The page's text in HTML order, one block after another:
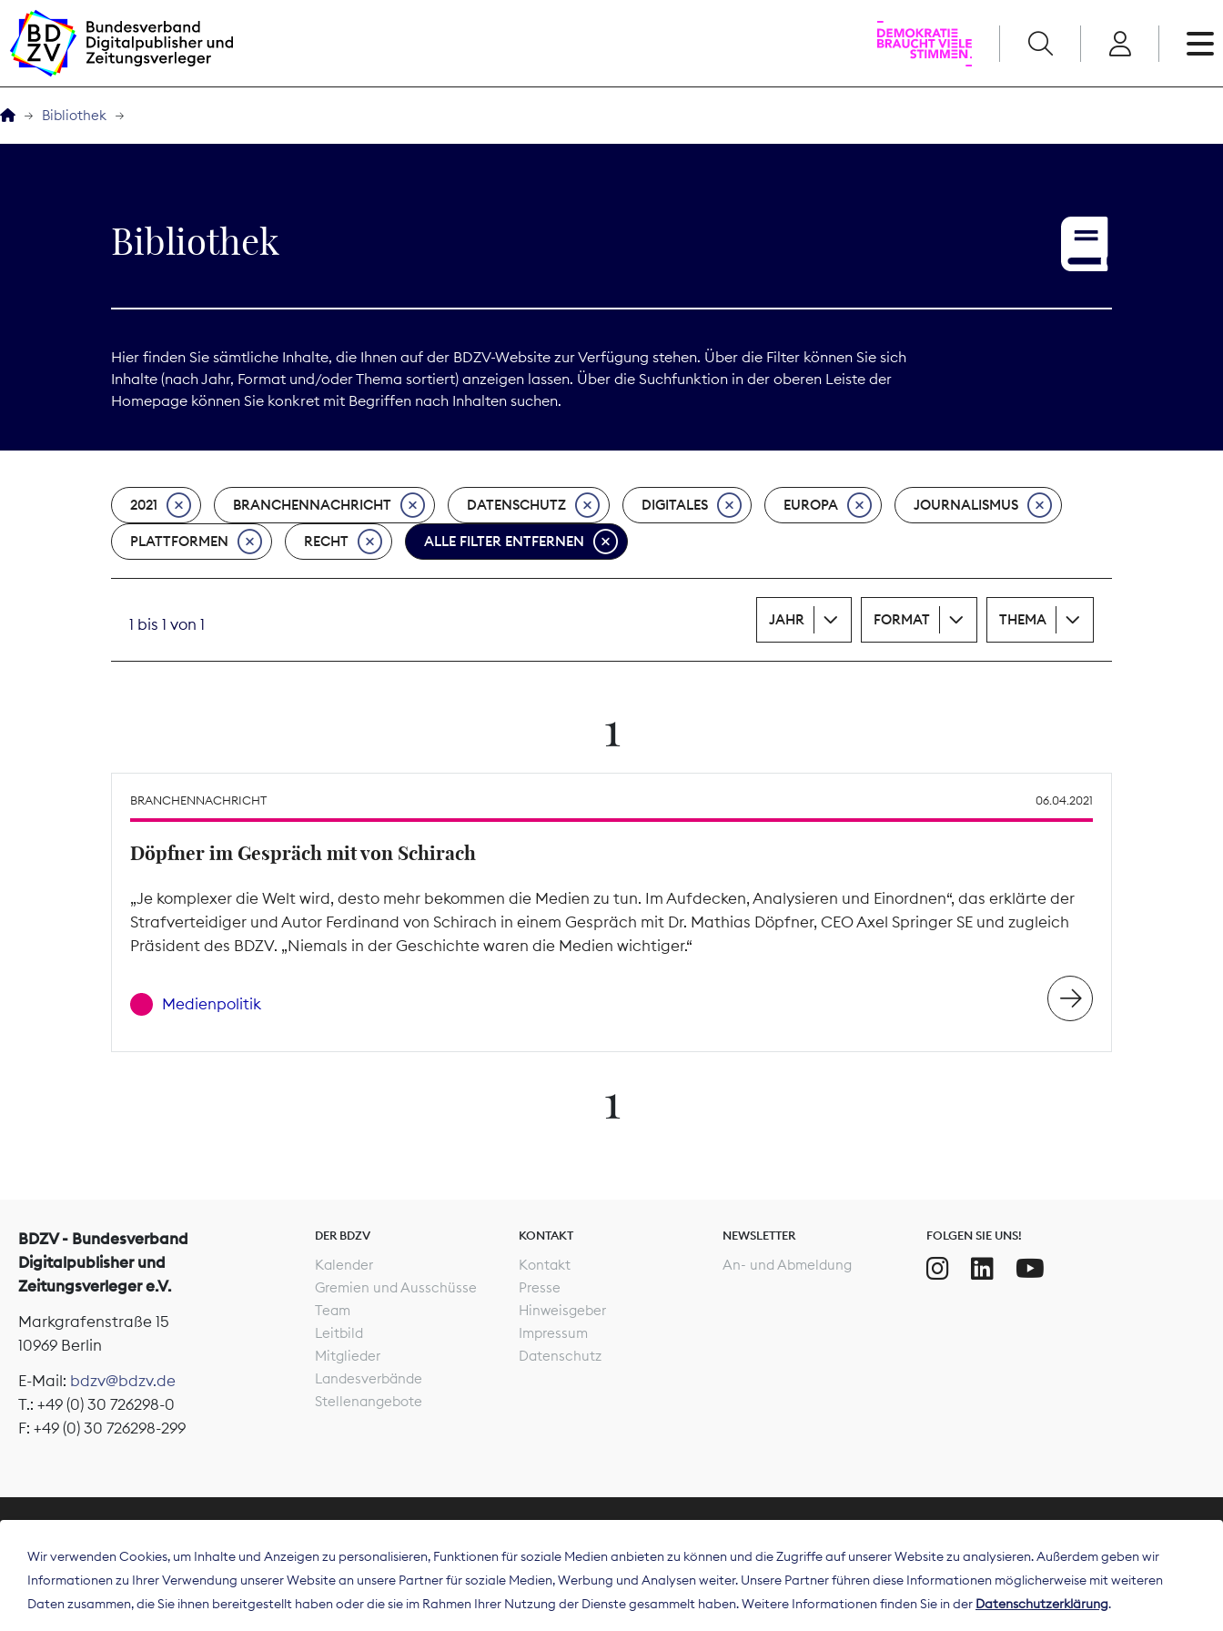
BDZVplus GmbH
Service
Print
Bibliothek
Bibliothek
Hier finden Sie sämtliche Inhalte, die Ihnen auf der BDZV-Website zur Verfügung stehen. Über die Filter können Sie sich
Inhalte (nach Jahr, Format und/oder Thema sortiert) anzeigen lassen. Über die Suchfunktion in der oberen Leiste der
Homepage können Sie konkret mit Begriffen nach Inhalten suchen.
2021 BRANCHENNACHRICHT DATENSCHUTZ DIGITALES EUROPA JOURNALISMUS
PLATTFORMEN RECHT ALLE FILTER ENTFERNEN
1 bis 1 von 1 JAHR FORMAT THEMA
1
BRANCHENNACHRICHT 06.04.2021
Döpfner im Gespräch mit von Schirach
„Je komplexer die Welt wird, desto mehr bekommen die Medien zu tun. Im Aufdecken, Analysieren und Einordnen“, das erklärte der
Strafverteidiger und Autor Ferdinand von Schirach in einem Gespräch mit Dr. Mathias Döpfner, CEO Axel Springer SE und zugleich
Präsident des BDZV. „Niemals in der Geschichte waren die Medien wichtiger.“
Medienpolitik
1
BDZV - Bundesverband
Digitalpublisher und
Zeitungsverleger e.V.
Markgrafenstraße 15
10969 Berlin
E-Mail: bdzv@bdzv.de
T.: +49 (0) 30 726298-0
F: +49 (0) 30 726298-299
DER BDZV
Kalender
Gremien und Ausschüsse
Team
Leitbild
Mitglieder
Landesverbände
Stellenangebote
KONTAKT
Kontakt
Presse
Hinweisgeber
Impressum
Datenschutz
NEWSLETTER
An- und Abmeldung
FOLGEN SIE UNS!
Der Bundesverband Digitalpublisher und Zeitungsverleger (BDZV) vertritt als
Spitzenorganisation die Interessen der Zeitungsverlage und digitalen Publisher in
Deutschland und auf EU-Ebene.
Wir verwenden Cookies, um Inhalte und Anzeigen zu personalisieren, Funktionen für soziale Medien anbieten zu können und die Zugriffe auf unserer Website zu analysieren. Außerdem geben wir
Informationen zu Ihrer Verwendung unserer Website an unsere Partner für soziale Medien, Werbung und Analysen weiter. Unsere Partner führen diese Informationen möglicherweise mit weiteren
Daten zusammen, die Sie ihnen bereitgestellt haben oder die sie im Rahmen Ihrer Nutzung der Dienste gesammelt haben. Weitere Informationen finden Sie in der Datenschutzerklärung.